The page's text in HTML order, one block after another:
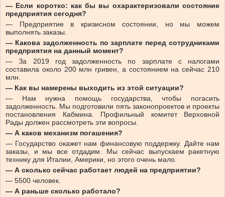
— Если коротко: как бы вы охарактеризовали состояние
предприятия сегодня?
— Предприятие в кризисном состоянии, но мы можем
выполнять заказы.
— Какова задолженность по зарплате перед сотрудниками
предприятия на данный момент?
— За 2019 год задолженность по зарплате с налогами
составила около 200 млн гривен, а состоянием на сейчас 210
млн.
— Как вы намерены выходить из этой ситуации?
— Нам нужна помощь государства, чтобы погасить
задолженность. Мы подготовили пять законопроектов и проекты
постановления Кабмина. Профильный комитет Верховной
Рады должен рассмотреть эти вопросы.
— А каков механизм погашения?
— Государство окажет нам финансовую поддержку. Дайте нам
заказы, и мы все отдадим. Мы сейчас выпускаем ракетную
технику для Италии, Америки, но этого очень мало.
— А сколько сейчас работает людей на предприятии?
— 5500 человек.
— А раньше сколько работало?